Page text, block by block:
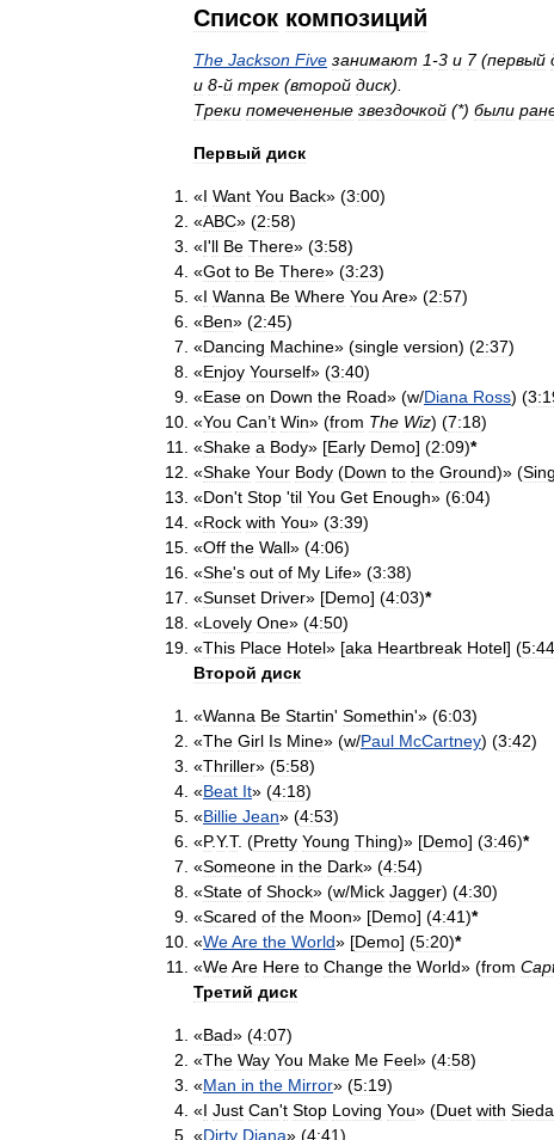
Список композиций
The Jackson Five занимают 1-3 и 7(первый
и 8-й трек (второй диск).
Треки помечененые звездочкой (*) были
Первый диск
«I Want You Back» (3:00)
«ABC» (2:58)
«I'll Be There» (3:58)
«Got to Be There» (3:23)
«I Wanna Be Where You Are» (2:57)
«Ben» (2:45)
«Dancing Machine» (single version) (2:37)
«Enjoy Yourself» (3:40)
«Ease on Down the Road» (w/Diana Ross) (
«You Can’t Win» (from The Wiz) (7:18)
«Shake a Body» [Early Demo] (2:09)*
«Shake Your Body (Down to the Ground)» (
«Don't Stop 'til You Get Enough» (6:04)
«Rock with You» (3:39)
«Off the Wall» (4:06)
«She's out of My Life» (3:38)
«Sunset Driver» [Demo] (4:03)*
«Lovely One» (4:50)
«This Place Hotel» [aka Heartbreak Hotel] (5:44
Второй диск
«Wanna Be Startin' Somethin'» (6:03)
«The Girl Is Mine» (w/Paul McCartney) (3:42)
«Thriller» (5:58)
«Beat It» (4:18)
«Billie Jean» (4:53)
«P.Y.T. (Pretty Young Thing)» [Demo] (3:46)*
«Someone in the Dark» (4:54)
«State of Shock» (w/Mick Jagger) (4:30)
«Scared of the Moon» [Demo] (4:41)*
«WeAre the World» [Demo] (5:20)*
«WeAre Here to Change the World» (from
Третий диск
«Bad» (4:07)
«The Way You Make Me Feel» (4:58)
«Man in the Mirror» (5:19)
«I Just Can't Stop Loving You» (Duet with
«Dirty Diana» (4:41)